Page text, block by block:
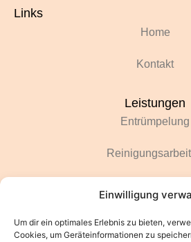
Einwilligung
Um dir ein optimales Erlebnis zu bieten,
Cookies, um Geräteinformationen zu
Links
Home
Kontakt
Leistungen
Entrümpelung
Gartenarbeiten